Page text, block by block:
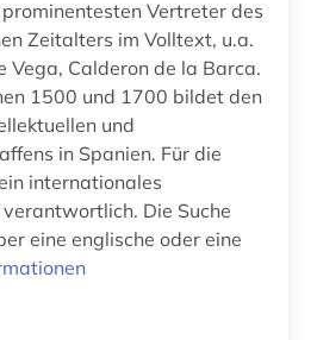
kreolische sprachen (1)
kulturwissenschaften (27)
Vertreter des
Zeitalters im Volltext, u.a.
Vega, Calderon de la Barca.
1500 und 1700 bildet den
und
in Spanien. Für die
internationales
Die Suche
eine englische oder eine